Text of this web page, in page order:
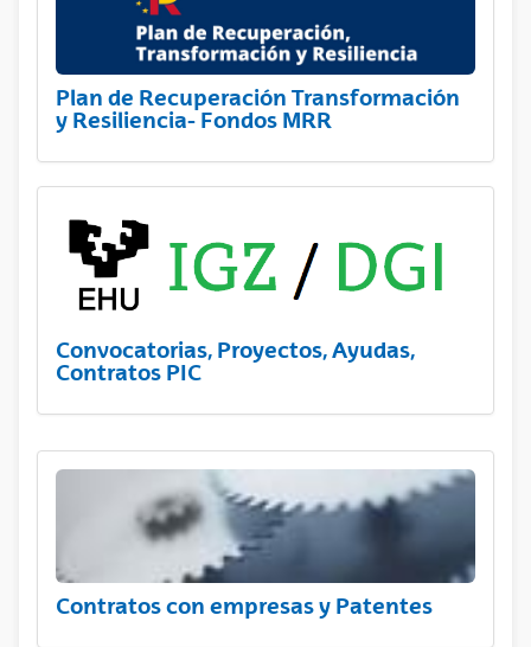
Plan de Recuperación Transformación
y Resiliencia- Fondos MRR
Convocatorias, Proyectos, Ayudas,
Contratos PIC
Contratos con empresas y Patentes